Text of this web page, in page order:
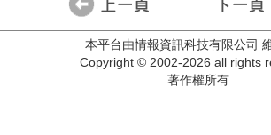
本平台由情報資訊科技有限公司
Copyright © 2002-2026 all rights
著作權所有